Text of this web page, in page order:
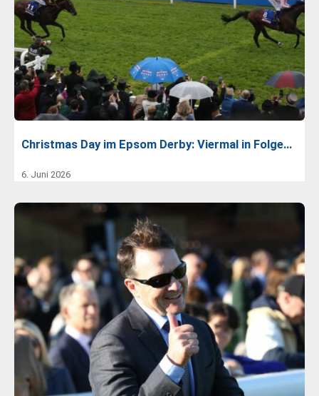
Christmas Day im Epsom Derby: Viermal in Folge…
6. Juni 2026